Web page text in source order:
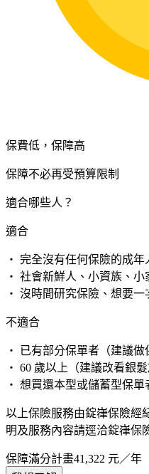
保費低，保障高
保障不必再受預算限制
適合哪些人？
適合
・ 完全沒有任何保險的成年
・ 社會新鮮人、小資族、小
・ 沒時間研究保險、想要一
不適合
・ 已有部分保單者（建議做
・ 60 歲以上（建議改看銀髮
・ 想買還本型或儲蓄型保單
以上保險服務由錠嵂保險經
明及服務內容請逕洽錠嵂保
保障滿分計畫41,322 元／年